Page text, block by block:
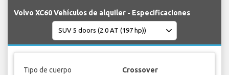
Volvo XC60 Vehículos de alquiler - Especificaciones
Tipo de cuerpo Crossover